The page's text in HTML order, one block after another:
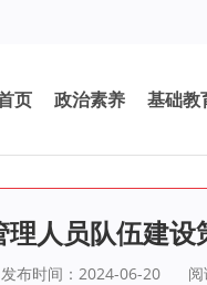
页 政治素养 基础教
人员队伍建设
发布时间：2024-06-20